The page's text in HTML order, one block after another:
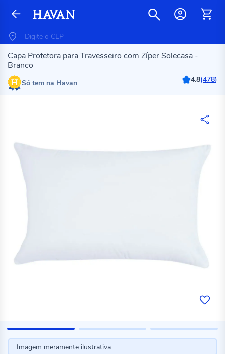
Capa Protetora para Travesseiro com Zíper Solecasa -
Branco
Só tem na Havan 4.8(478)
Imagem meramente ilustrativa